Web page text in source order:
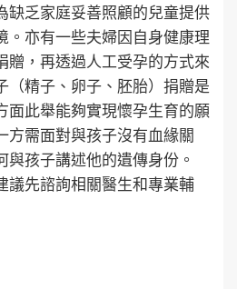
缺乏家庭妥善照顧的兒童提供
。亦有一些夫婦因自身健康理
贈，再透過人工受孕的方式來
（精子、卵子、胚胎）捐贈是
面此舉能夠實現懷孕生育的願
方需面對與孩子沒有血緣關
孩子講述他的遺傳身份。
議先諮詢相關醫生和專業輔